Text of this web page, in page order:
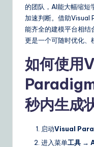
的团队，AI能大幅缩短
加速判断。借助Visual
能齐全的建模平台相结
更是一个可随时优化、
如何使用
秒内生成
启动Visual
进入菜单工具 →